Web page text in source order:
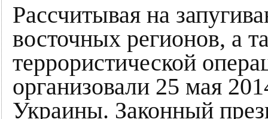
Рассчитывая на
восточных регионов, а
террористической
организовали 25 мая
Украины. Законный